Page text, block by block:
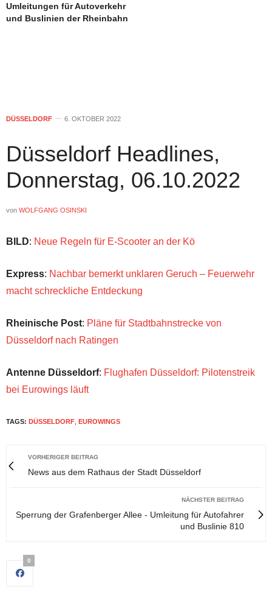
Umleitungen für Autoverkehr
und Buslinien der Rheinbahn
DÜSSELDORF 6. OKTOBER 2022
Düsseldorf Headlines,
Donnerstag, 06.10.2022
von WOLFGANG OSINSKI
BILD: Neue Regeln für E-Scooter an der Kö
Express: Nachbar bemerkt unklaren Geruch – Feuerwehr
macht schreckliche Entdeckung
Rheinische Post: Pläne für Stadtbahnstrecke von
Düsseldorf nach Ratingen
Antenne Düsseldorf: Flughafen Düsseldorf: Pilotenstreik
bei Eurowings läuft
TAGS: DÜSSELDORF EUROWINGS
VORHERIGER BEITRAG
News aus dem Rathaus der Stadt Düsseldorf
NÄCHSTER BEITRAG
Sperrung der Grafenberger Allee - Umleitung für Autofahrer
und Buslinie 810
0